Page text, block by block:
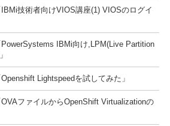
技術者向けVIOS講座(1) VIOSのログイ
IBMi向け,LPM(Live Partition
Lightspeedを試してみた」
ファイルからOpenShift Virtualizationの